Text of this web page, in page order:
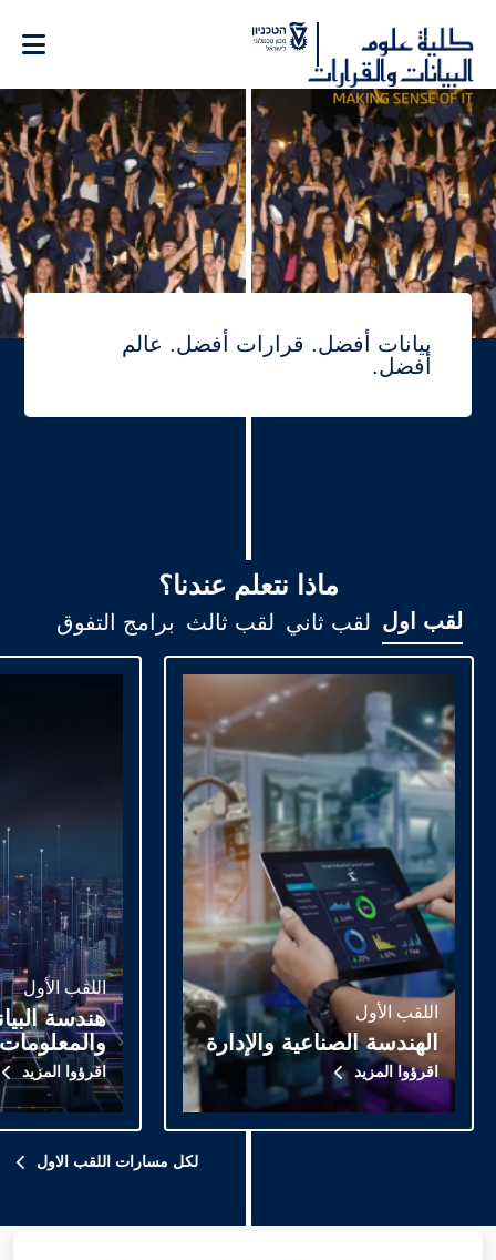
Content
الصفحة الرئيسية
بيانات أفضل. قرارات أفضل. عالم
أفضل.
ماذا نتعلم عندنا؟
لقب اول لقب ثاني لقب ثالث برامج التفوق
اللقب الأول
الهندسة الصناعية والإدارة
اقرؤوا المزيد
اللقب الأول
هندسة
والمعلومات
اقرؤوا المزيد
لكل مسارات اللقب الاول